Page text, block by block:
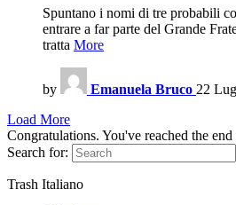
Spuntano i nomi di tre probabili
entrare a far parte del Grande
tratta More
by Emanuela Bruco 22
Load More
Congratulations. You've reached the
Search for:
Trash Italiano